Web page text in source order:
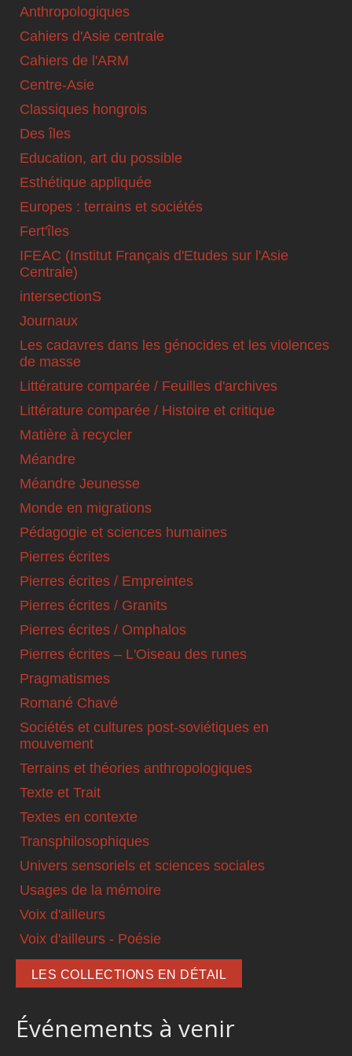
Anthropologiques
Cahiers d'Asie centrale
Cahiers de l'ARM
Centre-Asie
Classiques hongrois
Des îles
Education, art du possible
Esthétique appliquée
Europes : terrains et sociétés
Fert'îles
IFEAC (Institut Français d'Etudes sur l'Asie
Centrale)
intersectionS
Journaux
Les cadavres dans les génocides et les violences
de masse
Littérature comparée / Feuilles d'archives
Littérature comparée / Histoire et critique
Matière à recycler
Méandre
Méandre Jeunesse
Monde en migrations
Pédagogie et sciences humaines
Pierres écrites
Pierres écrites / Empreintes
Pierres écrites / Granits
Pierres écrites / Omphalos
Pierres écrites – L'Oiseau des runes
Pragmatismes
Romané Chavé
Sociétés et cultures post-soviétiques en
mouvement
Terrains et théories anthropologiques
Texte et Trait
Textes en contexte
Transphilosophiques
Univers sensoriels et sciences sociales
Usages de la mémoire
Voix d'ailleurs
Voix d'ailleurs - Poésie
LES COLLECTIONS EN DÉTAIL
Événements à venir